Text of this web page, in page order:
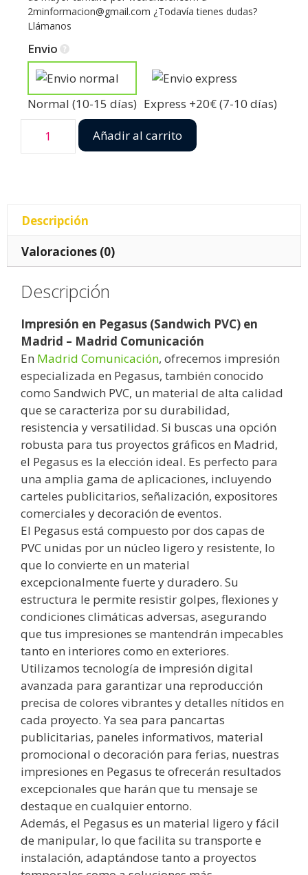
2minformacion@gmail.com ¿Todavía tienes dudas?
Llámanos
Envio
Normal (10-15 días) Express +20€ (7-10 días)
Añadir al carrito
Descripción
Valoraciones (0)
Descripción
Impresión en Pegasus (Sandwich PVC) en
Madrid – Madrid Comunicación
En Madrid Comunicación, ofrecemos impresión
especializada en Pegasus, también conocido
como Sandwich PVC, un material de alta calidad
que se caracteriza por su durabilidad,
resistencia y versatilidad. Si buscas una opción
robusta para tus proyectos gráficos en Madrid,
el Pegasus es la elección ideal. Es perfecto para
una amplia gama de aplicaciones, incluyendo
carteles publicitarios, señalización, expositores
comerciales y decoración de eventos.
El Pegasus está compuesto por dos capas de
PVC unidas por un núcleo ligero y resistente, lo
que lo convierte en un material
excepcionalmente fuerte y duradero. Su
estructura le permite resistir golpes, flexiones y
condiciones climáticas adversas, asegurando
que tus impresiones se mantendrán impecables
tanto en interiores como en exteriores.
Utilizamos tecnología de impresión digital
avanzada para garantizar una reproducción
precisa de colores vibrantes y detalles nítidos en
cada proyecto. Ya sea para pancartas
publicitarias, paneles informativos, material
promocional o decoración para ferias, nuestras
impresiones en Pegasus te ofrecerán resultados
excepcionales que harán que tu mensaje se
destaque en cualquier entorno.
Además, el Pegasus es un material ligero y fácil
de manipular, lo que facilita su transporte e
instalación, adaptándose tanto a proyectos